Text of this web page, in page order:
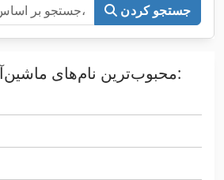
جستجو کردن
محبوب‌ترین نام‌های ماشین‌آلات را مرور کنید: